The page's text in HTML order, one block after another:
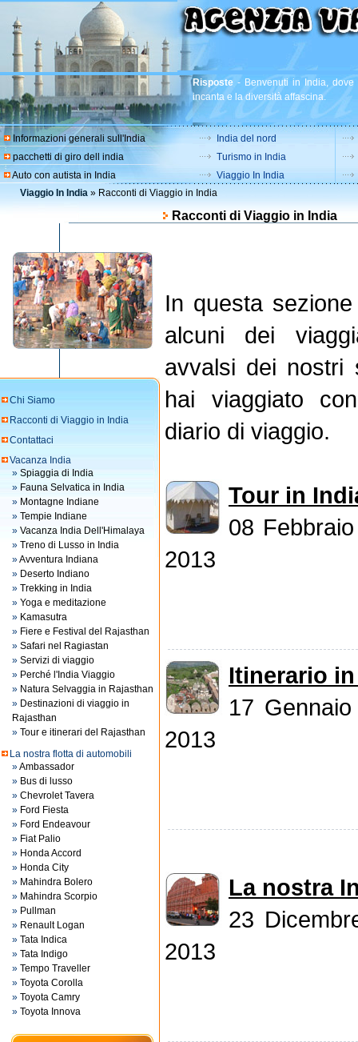
Risposte - Benvenuti in India,
incanta e la diversità affascina.
Informazioni generali sull'India
pacchetti di giro dell india
Auto con autista in India
India del nord
Turismo in India
Viaggio In India
Viaggio In India » Racconti di Viaggio in India
Racconti di Viaggio in India
Chi Siamo
Racconti di Viaggio in India
Contattaci
Vacanza India
» Spiaggia di India
» Fauna Selvatica in India
» Montagne Indiane
» Tempie Indiane
» Vacanza India Dell'Himalaya
» Treno di Lusso in India
»Avventura Indiana
» Deserto Indiano
» Trekking in India
» Yoga e meditazione
» Kamasutra
» Fiere e Festival del Rajasthan
» Safari nel Ragiastan
» Servizi di viaggio
» Perché l'India Viaggio
» Natura Selvaggia in Rajasthan
» Destinazioni di viaggio in
Rajasthan
» Tour e itinerari del Rajasthan
La nostra flotta di automobili
»Ambassador
» Bus di lusso
» Chevrolet Tavera
» Ford Fiesta
» Ford Endeavour
» Fiat Palio
» Honda Accord
» Honda City
» Mahindra Bolero
» Mahindra Scorpio
» Pullman
» Renault Logan
» Tata Indica
» Tata Indigo
» Tempo Traveller
» Toyota Corolla
» Toyota Camry
» Toyota Innova
In questa
alcuni dei
avvalsi dei nostri
hai viaggiato
diario di viaggio.
Tour in
08
2013
Itinerario
17
2013
La nostra
23
2013